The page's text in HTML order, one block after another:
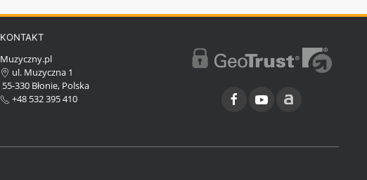
KONTAKT
Muzyczny.pl
ul. Muzyczna 1
55-330 Błonie, Polska
+48 532 395 410